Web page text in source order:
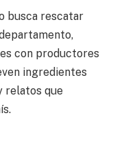
busca rescatar
con productores
ingredientes
relatos que